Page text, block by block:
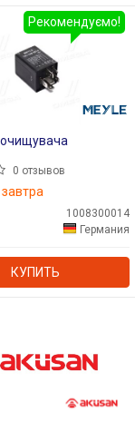
0 отзывов
завтра
1008300014
Германия
КУПИТЬ
Рекомендуємо!